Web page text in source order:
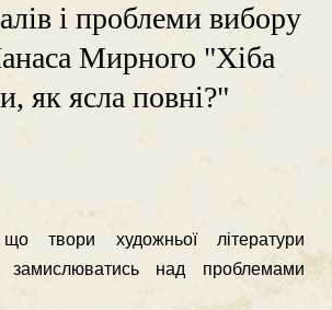
і проблеми вибору
Мирного "Хіба
як ясла повні?"
твори художньої літератури
над проблемами